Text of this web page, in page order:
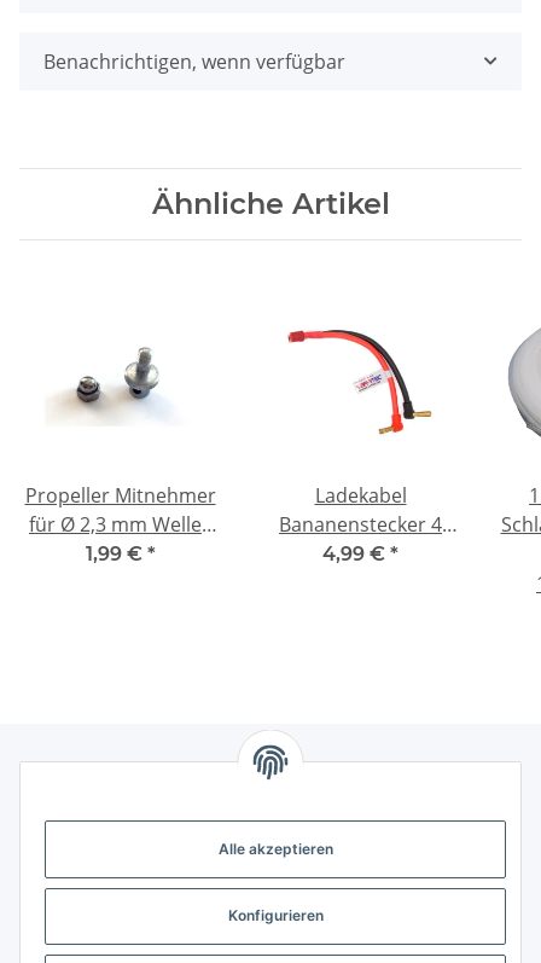
Alle akzeptieren
Konfigurieren
Benachrichtigen, wenn verfügbar
Ähnliche Artikel
Propeller Mitnehmer
für Ø 2,3 mm Welle ,
4,5 mm prop small
1,99 € *
Ladekabel
Bananenstecker 4
mm abgewinkelt ->
4,99 € *
Gesetzliche Informationen
Weitere Informationen
Support - Hilfe